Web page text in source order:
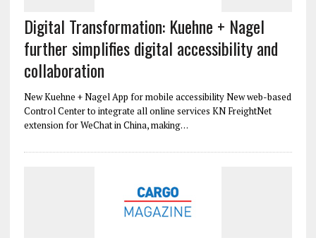
Digital Transformation: Kuehne + Nagel
further simplifies digital accessibility and
collaboration
New Kuehne + Nagel App for mobile accessibility New web-based
Control Center to integrate all online services KN FreightNet
extension for WeChat in China, making…